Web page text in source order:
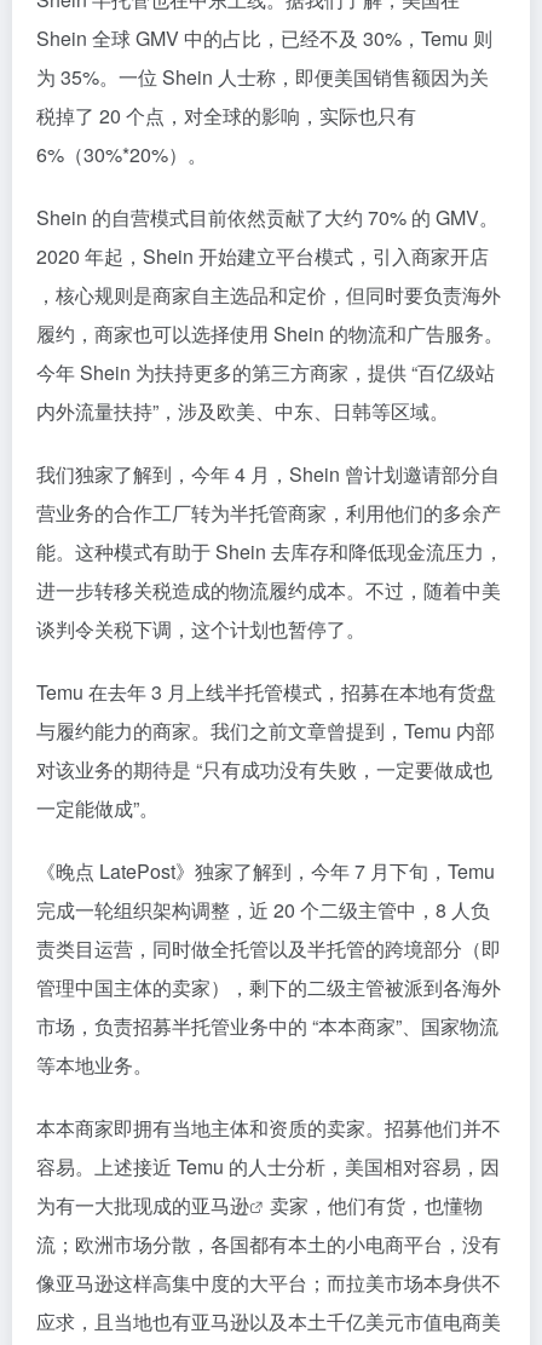
Shein 全球 GMV 中的占比，已经不及 30%，Temu 则
为 35%。一位 Shein 人士称，即便美国销售额因为关
税掉了 20 个点，对全球的影响，实际也只有
6%（30%*20%）。
Shein 的自营模式目前依然贡献了大约 70% 的 GMV。
2020 年起，Shein 开始建立平台模式，引入商家开店
，核心规则是商家自主选品和定价，但同时要负责海外
履约，商家也可以选择使用 Shein 的物流和广告服务。
今年 Shein 为扶持更多的第三方商家，提供 “百亿级站
内外流量扶持”，涉及欧美、中东、日韩等区域。
我们独家了解到，今年 4 月，Shein 曾计划邀请部分自
营业务的合作工厂转为半托管商家，利用他们的多余产
能。这种模式有助于 Shein 去库存和降低现金流压力，
进一步转移关税造成的物流履约成本。不过，随着中美
谈判令关税下调，这个计划也暂停了。
Temu 在去年 3 月上线半托管模式，招募在本地有货盘
与履约能力的商家。我们之前文章曾提到，Temu 内部
对该业务的期待是 “只有成功没有失败，一定要做成也
一定能做成”。
《晚点 LatePost》独家了解到，今年 7 月下旬，Temu
完成一轮组织架构调整，近 20 个二级主管中，8 人负
责类目运营，同时做全托管以及半托管的跨境部分（即
管理中国主体的卖家），剩下的二级主管被派到各海外
市场，负责招募半托管业务中的 “本本商家”、国家物流
等本地业务。
本本商家即拥有当地主体和资质的卖家。招募他们并不
容易。上述接近 Temu 的人士分析，美国相对容易，因
为有一大批现成的亚马逊
卖家，他们有货，也懂物
流；欧洲市场分散，各国都有本土的小电商平台，没有
像亚马逊这样高集中度的大平台；而拉美市场本身供不
应求，且当地也有亚马逊以及本土千亿美元市值电商美